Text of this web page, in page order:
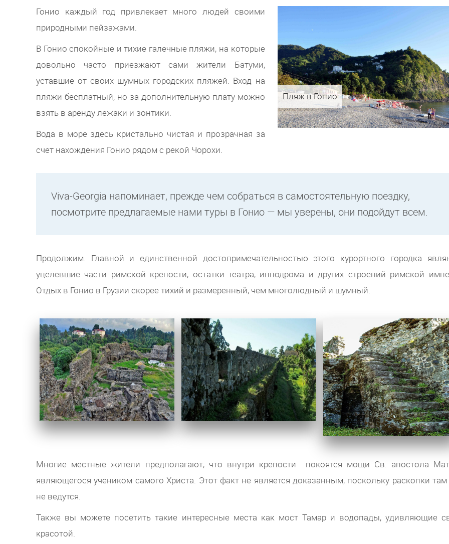
Пляж в Гонио
Гонио каждый год привлекает много людей своими
природными пейзажами.
В Гонио спокойные и тихие галечные пляжи, на которые
довольно часто приезжают сами жители Батуми,
уставшие от своих шумных городских пляжей. Вход на
пляжи бесплатный, но за дополнительную плату можно
взять в аренду лежаки и зонтики.
Вода в море здесь кристально чистая и прозрачная за
счет нахождения Гонио рядом с рекой Чорохи.
Viva-Georgia напоминает, прежде чем собраться в самостоятельную поездку,
посмотрите предлагаемые нами туры в Гонио — мы уверены, они подойдут всем.
Продолжим. Главной и единственной достопримечательностью этого курортного городка
уцелевшие части римской крепости, остатки театра, ипподрома и других строений римской
Отдых в Гонио в Грузии скорее тихий и размеренный, чем многолюдный и шумный.
Многие местные жители предполагают, что внутри крепости покоятся мощи Св. апостола
являющегося учеником самого Христа. Этот факт не является доказанным, поскольку раскопки
не ведутся.
Также вы можете посетить такие интересные места как мост Тамар и водопады, удивляющие
красотой.